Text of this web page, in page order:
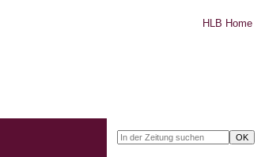
HLB Home